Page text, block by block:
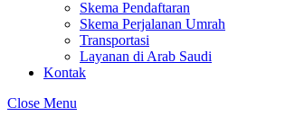
Skema Pendaftaran
Skema Perjalanan Umrah
Transportasi
Layanan di Arab Saudi
Kontak
Close Menu